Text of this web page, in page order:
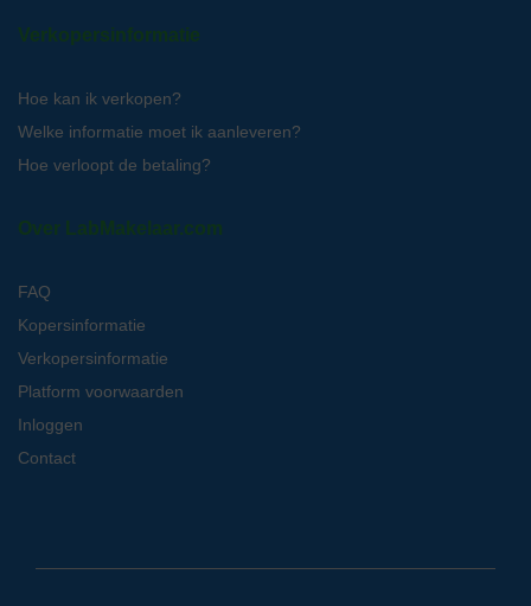
Verkopersinformatie
Hoe kan ik verkopen?
Welke informatie moet ik aanleveren?
Hoe verloopt de betaling?
Over LabMakelaar.com
FAQ
Kopersinformatie
Verkopersinformatie
Platform voorwaarden
Inloggen
Contact